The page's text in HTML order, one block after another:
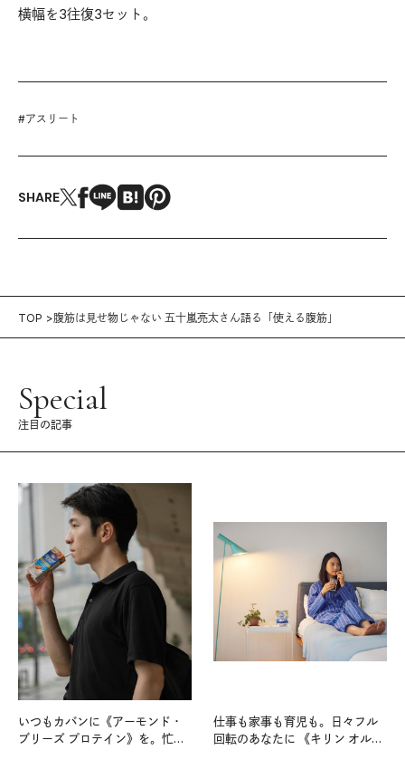
横幅を3往復3セット。
#アスリート
SHARE
TOP 腹筋は見せ物じゃない 五十嵐亮太さん語る「使える腹筋」
Special
注目の記事
いつもカバンに《アーモンド・
ブリーズ プロテイン》を。忙し
仕事も家事も育児も。日々フル
回転のあなたに 《キリン オルニ